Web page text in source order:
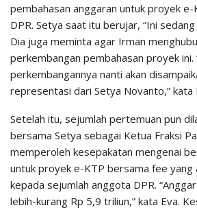
pembahasan anggaran untuk proyek e-
DPR. Setya saat itu berujar, “Ini sedang
Dia juga meminta agar Irman
perkembangan pembahasan proyek ini.
perkembangannya nanti akan
representasi dari Setya Novanto,” kata
Setelah itu, sejumlah pertemuan pun
bersama Setya sebagai Ketua Fraksi
memperoleh kesepakatan mengenai
untuk proyek e-KTP bersama fee yang
kepada sejumlah anggota DPR.
lebih-kurang Rp 5,9 triliun,” kata Eva.